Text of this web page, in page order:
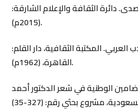
دائرة الثقافة والإعلام الشارقة:
(2015م).
العربي. المكتبة الثقافية، دار القلم:
القاهرة، (1962م).
الوطنية في شعر الدكتور أحمد